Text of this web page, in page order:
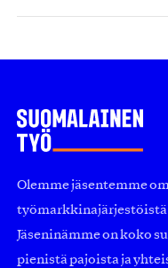
Olemme jäsentemme
Jäseninämme on koko
pienistä pajoista ja